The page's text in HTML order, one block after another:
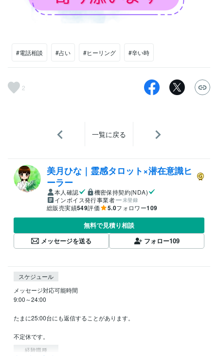
#電話相談 #占い #ヒーリング #辛い時
2
一覧に戻る
美月ひな｜霊感タロット×潜在意識ヒ
ーラー
本人確認
機密保持契約(NDA)
インボイス発行事業者
未登録
総販売実績549評価 5.0フォロワー109
無料で見積り相談
メッセージを送る
フォロー109
スケジュール
メッセージ対応可能時間
9:00～24:00
たまに25:00台にも返信することがあります。
経験職種